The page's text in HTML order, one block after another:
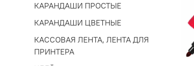
КАРАНДАШИ ПРОСТЫЕ
КАРАНДАШИ ЦВЕТНЫЕ
КАССОВАЯ ЛЕНТА, ЛЕНТА ДЛЯ
ПРИНТЕРА